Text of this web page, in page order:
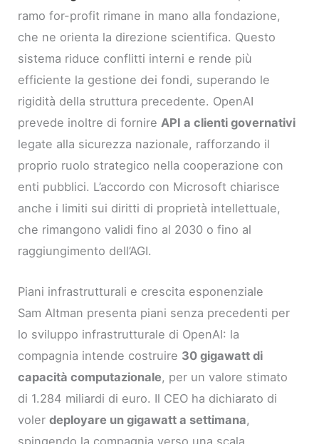
ramo for-profit rimane in mano alla fondazione,
che ne orienta la direzione scientifica. Questo
sistema riduce conflitti interni e rende più
efficiente la gestione dei fondi, superando le
rigidità della struttura precedente. OpenAI
prevede inoltre di fornireAPI a clienti governativi
legate alla sicurezza nazionale, rafforzando il
proprio ruolo strategico nella cooperazione con
enti pubblici. L’accordo con Microsoft chiarisce
anche i limiti sui diritti di proprietà intellettuale,
che rimangono validi fino al 2030 o fino al
raggiungimento dell’AGI.
Piani infrastrutturali e crescita esponenziale
Sam Altman presenta piani senza precedenti per
lo sviluppo infrastrutturale di OpenAI: la
compagnia intende costruire 30 gigawatt di
capacità computazionale, per un valore stimato
di 1.284 miliardi di euro. Il CEO ha dichiarato di
volerdeployare un gigawatt a settimana,
spingendo la compagnia verso una scala